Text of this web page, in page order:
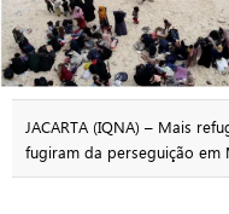
JACARTA (IQNA) – Mais
fugiram da perseguição em